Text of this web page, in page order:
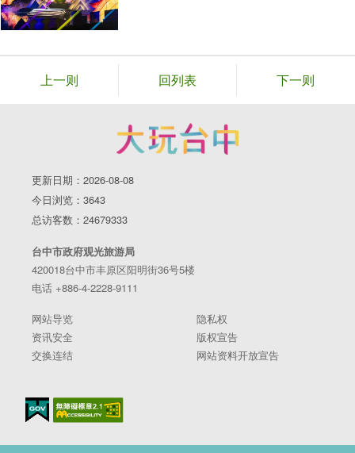
上一则 回列表 下一则
更新日期：2026-08-08
今日浏览：3643
总访客数：24679333
台中市政府观光旅游局
420018台中市丰原区阳明街36号5楼
电话 +886-4-2228-9111
网站导览
隐私权
资讯安全
版权宣告
交换连结
网站资料开放宣告